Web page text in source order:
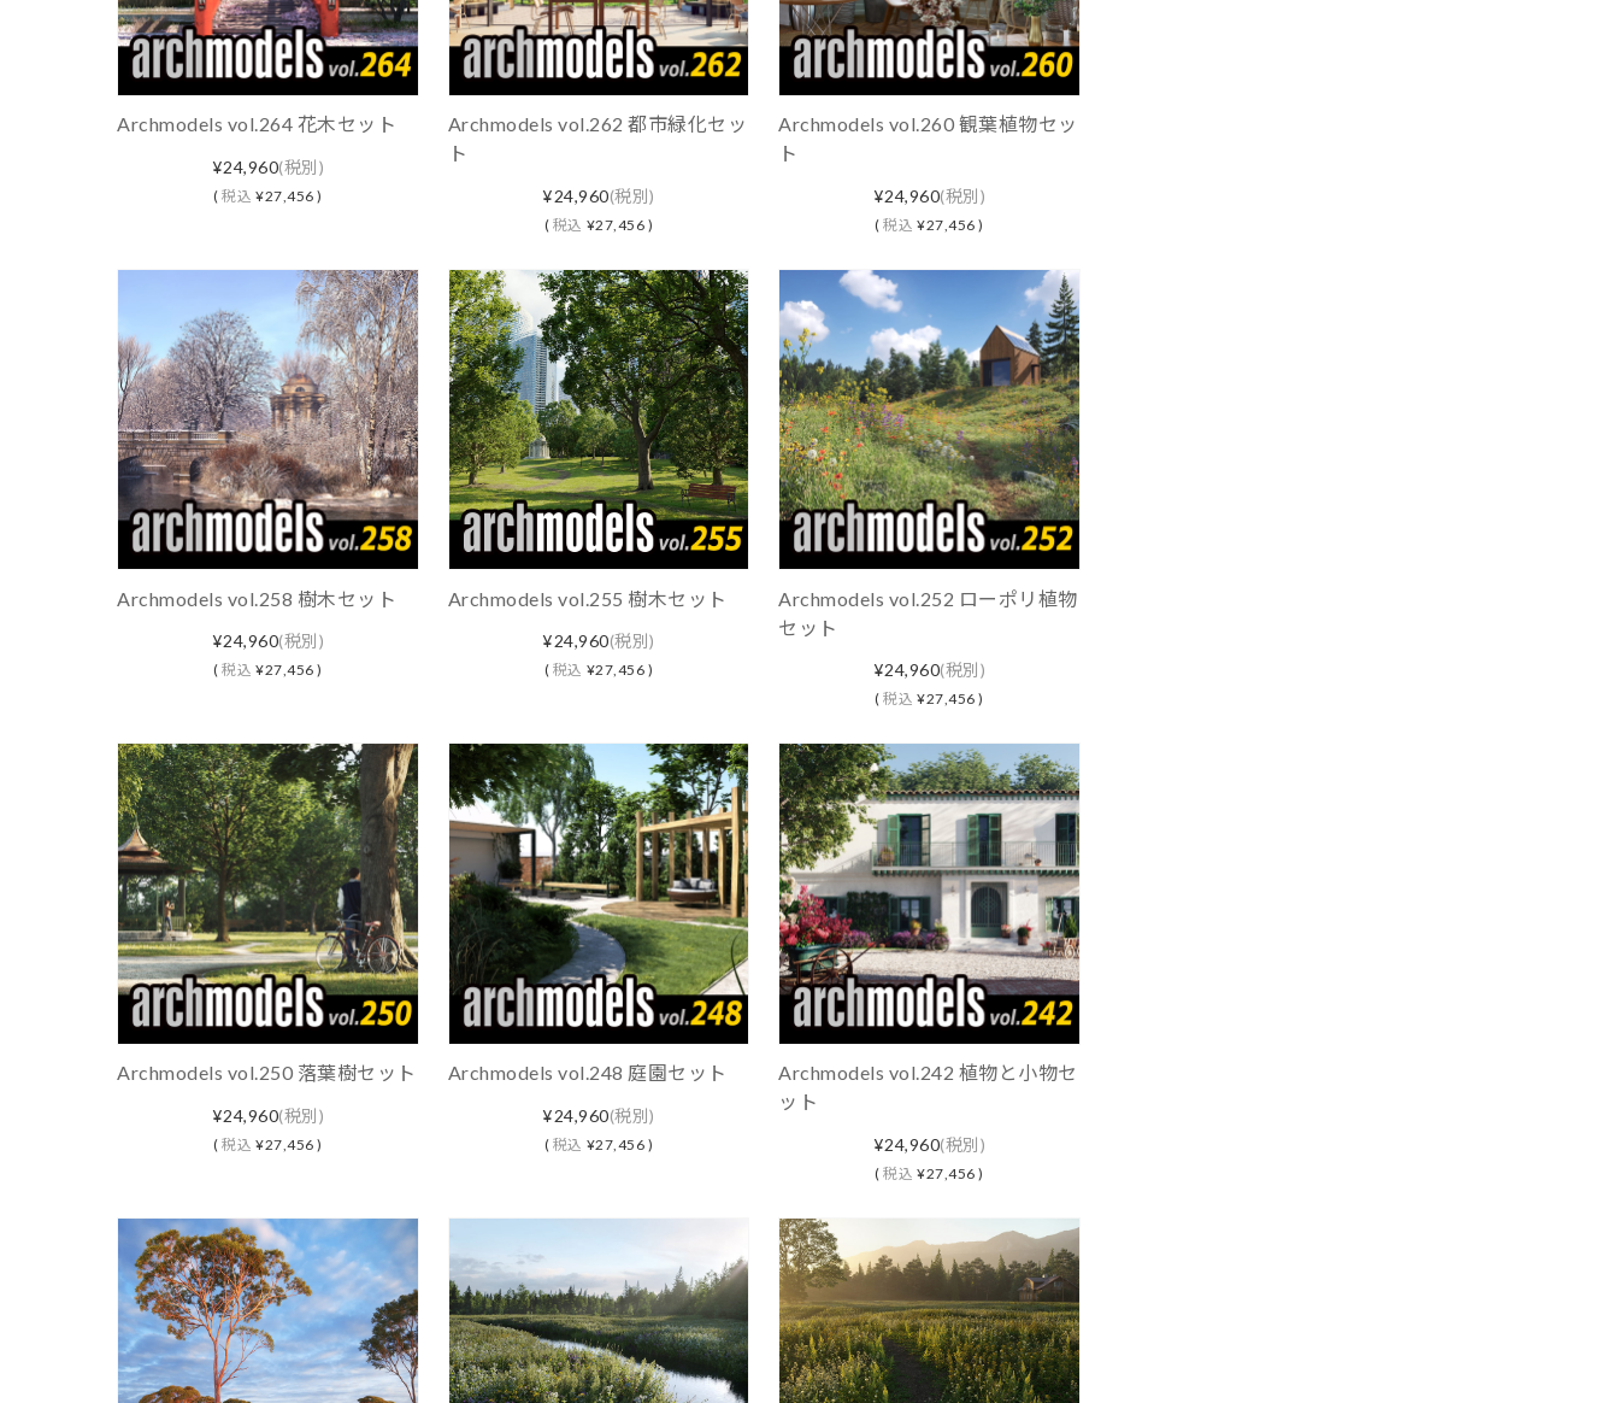
Archmodels vol.264 花木セット
¥24,960(税別)
(税込 ¥27,456 )
Archmodels vol.262 都市緑化セッ
ト
¥24,960(税別)
( 税込 ¥27,456 )
Archmodels vol.260 観葉植物セッ
ト
¥24,960(税別)
(税込 ¥27,456 )
Archmodels vol.258 樹木セット
¥24,960(税別)
(税込 ¥27,456 )
Archmodels vol.255 樹木セット
¥24,960(税別)
( 税込 ¥27,456 )
Archmodels vol.252 ローポリ植物
セット
¥24,960(税別)
(税込 ¥27,456 )
Archmodels vol.250 落葉樹セット
¥24,960(税別)
(税込 ¥27,456 )
Archmodels vol.248 庭園セット
¥24,960(税別)
( 税込 ¥27,456 )
Archmodels vol.242 植物と小物セ
ット
¥24,960(税別)
(税込 ¥27,456 )